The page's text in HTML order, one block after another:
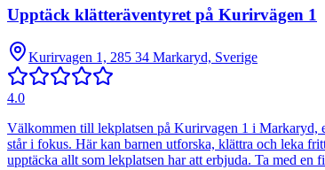
Upptäck klätteräventyret på Kurirvägen 1
Kurirvagen 1, 285 34 Markaryd, Sverige
4.0
Välkommen till lekplatsen på Kurirvagen 1 i Markaryd,
står i fokus. Här kan barnen utforska, klättra och leka
upptäcka allt som lekplatsen har att erbjuda. Ta med